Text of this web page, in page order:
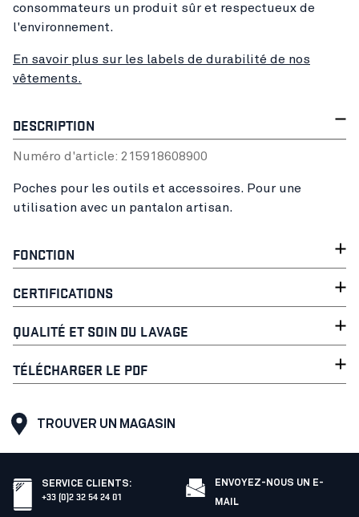
consommateurs un produit sûr et respectueux de
l'environnement.
En savoir plus sur les labels de durabilité de nos
vêtements.
DESCRIPTION
Numéro d'article: 215918608900
Poches pour les outils et accessoires. Pour une
utilisation avec un pantalon artisan.
FONCTION
CERTIFICATIONS
QUALITÉ ET SOIN DU LAVAGE
TÉLÉCHARGER LE PDF
TROUVER UN MAGASIN
SERVICE CLIENTS:
+33 (0)2 32 54 24 01
ENVOYEZ-NOUS UN E-
MAIL